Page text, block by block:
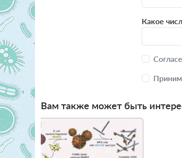
Какое
Вам также может быть